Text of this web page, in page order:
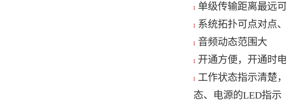
l 单级传输距离最远
l 系统拓扑可点对点
l 音频动态范围大
l 开通方便，开通时
l
工作状态指示清楚
态、电源的LED指示